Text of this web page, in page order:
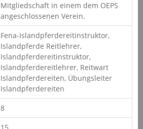
Mitgliedschaft in einem dem OEPS
angeschlossenen Verein.
Fena-Islandpferdereitinstruktor,
Islandpferde Reitlehrer,
Islandpferdereitinstruktor,
Islandpferdereitlehrer, Reitwart
Islandpferdereiten, Übungsleiter
Islandpferdereiten
8